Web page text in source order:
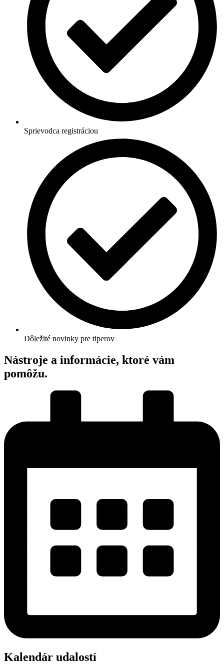
Sprievodca registráciou
Dôležité novinky pre tiperov
Nástroje a informácie, ktoré vám
pomôžu.
Kalendár udalostí